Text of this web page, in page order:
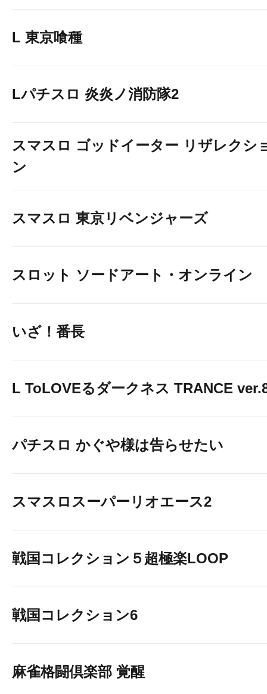
L 東京喰種
Lパチスロ 炎炎ノ消防隊2
スマスロ ゴッドイーター リザレクシ
ン
スマスロ 東京リベンジャーズ
スロット ソードアート・オンライン
いざ！番長
L ToLOVEるダークネス TRANCE
パチスロ かぐや様は告らせたい
スマスロスーパーリオエース2
戦国コレクション５超極楽LOOP
戦国コレクション6
麻雀格闘倶楽部 覚醒